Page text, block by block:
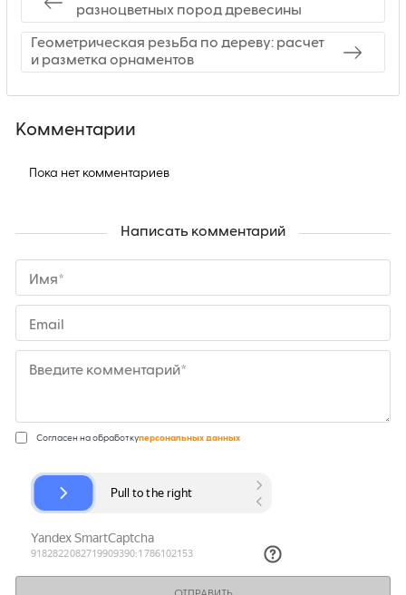
разноцветных пород древесины
Геометрическая резьба по дереву: расчет
и разметка орнаментов
Комментарии
Пока нет комментариев
Написать комментарий
Имя*
Email
Введите комментарий*
Согласен на обработкуперсональных данных